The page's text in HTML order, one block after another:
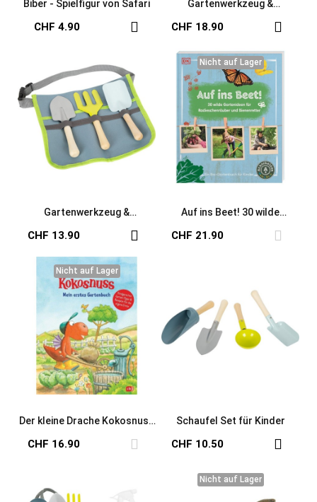
Biber - Spielfigur von Safari
CHF 4.90
Gartenwerkzeug &
CHF 18.90
Gartenwerkzeug &
CHF 13.90
Nicht auf Lager
Nicht auf Lager
Auf ins Beet! 30 wilde
CHF 21.90
Nicht auf Lager
Nicht auf Lager
Der kleine Drache Kokosnuss
CHF 16.90
Schaufel Set für Kinder
CHF 10.50
Nicht auf Lager
Nicht auf Lager